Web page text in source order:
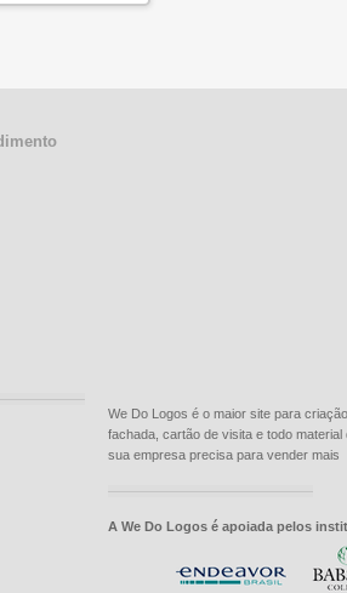
We Do Logos é o maior site para
fachada, cartão de visita e todo
sua empresa precisa para vender mais
A We Do Logos é apoiada pelos